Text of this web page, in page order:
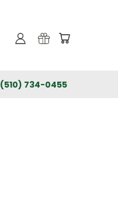
(510) 734-0455